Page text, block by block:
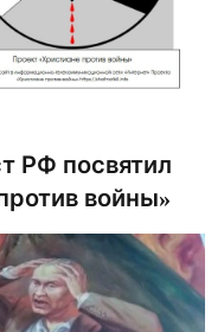
РФ посвятил
войны»